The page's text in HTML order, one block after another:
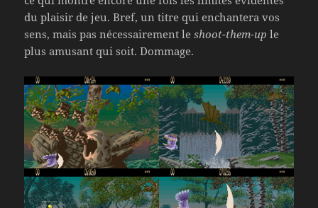
du plaisir de jeu. Bref, un titre qui enchantera vos
sens, mais pas nécessairement leshoot-them-up le
plus amusant qui soit. Dommage.